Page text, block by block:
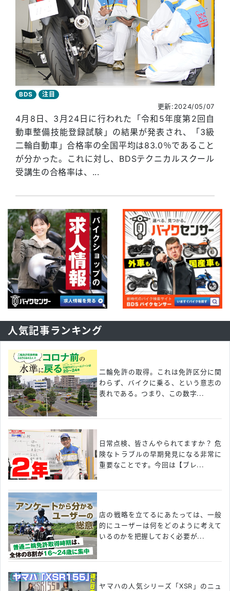
BDS
注目
更新:2024/05/07
4月8日、3月24日に行われた「令和5年度第2回自
動車整備技能登録試験」の結果が発表され、「3級
二輪自動車」合格率の全国平均は83.0％であること
が分かった。これに対し、BDSテクニカルスクール
受講生の合格率は、...
人気記事ランキング
二輪免許の取得。これは免許区分に関
わらず、バイクに乗る、という意志の
表れである。つまり、この数字...
日常点検、皆さんやられてますか？ 危
険なトラブルの早期発見になる非常に
重要なことです。今回は【ブレ...
店の戦略を立てるにあたっては、一般
的にユーザーは何をどのように考えて
いるのかを把握しておく必要が...
ヤマハの人気シリーズ「XSR」のニュ